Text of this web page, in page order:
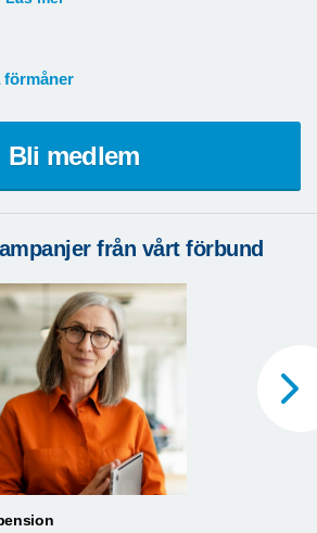
förmåner
Bli medlem
från vårt förbund